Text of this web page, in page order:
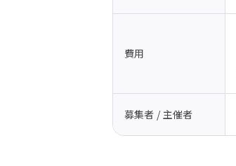
費用
募集者 / 主催者